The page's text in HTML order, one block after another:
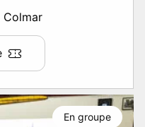
Colmar
En groupe